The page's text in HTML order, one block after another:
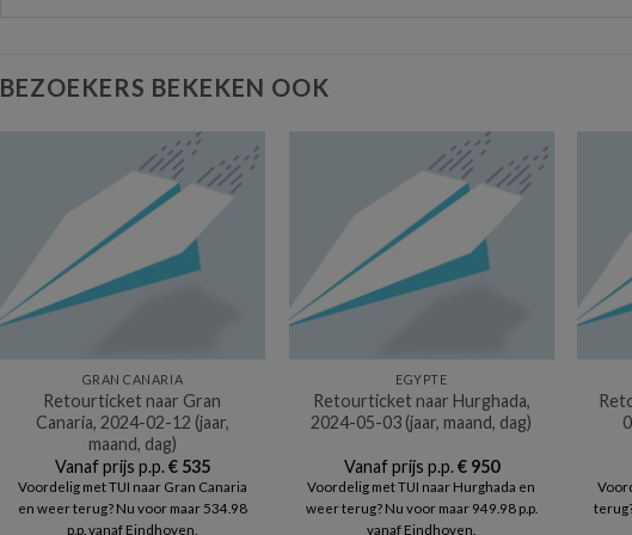
BEZOEKERS BEKEKEN OOK
GRAN CANARIA
Retourticket naar Gran
Canaria, 2024-02-12 (jaar,
maand, dag)
Vanaf prijs p.p.€535
Voordelig met TUI naar Gran Canaria
en weer terug? Nu voor maar 534.98
p.p. vanaf Eindhoven.
EGYPTE
Retourticket naar Hurghada,
2024-05-03 (jaar, maand, dag)
Vanaf prijs p.p.€950
Voordelig met TUI naar Hurghada en
weer terug? Nu voor maar 949.98 p.p.
vanaf Eindhoven.